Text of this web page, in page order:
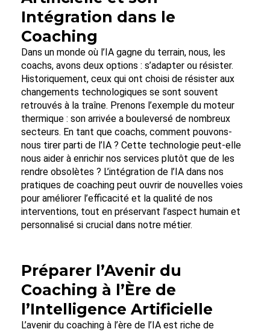
Intégration dans le
Coaching
Dans un monde où l’IA gagne du terrain, nous, les
coachs, avons deux options : s’adapter ou résister.
Historiquement, ceux qui ont choisi de résister aux
changements technologiques se sont souvent
retrouvés à la traîne. Prenons l’exemple du moteur
thermique : son arrivée a bouleversé de nombreux
secteurs. En tant que coachs, comment pouvons-
nous tirer parti de l’IA ? Cette technologie peut-elle
nous aider à enrichir nos services plutôt que de les
rendre obsolètes ? L’intégration de l’IA dans nos
pratiques de coaching peut ouvrir de nouvelles voies
pour améliorer l’efficacité et la qualité de nos
interventions, tout en préservant l’aspect humain et
personnalisé si crucial dans notre métier.
Préparer l’Avenir du
Coaching à l’Ère de
l’Intelligence Artificielle
L’avenir du coaching à l’ère de l’IA est riche de